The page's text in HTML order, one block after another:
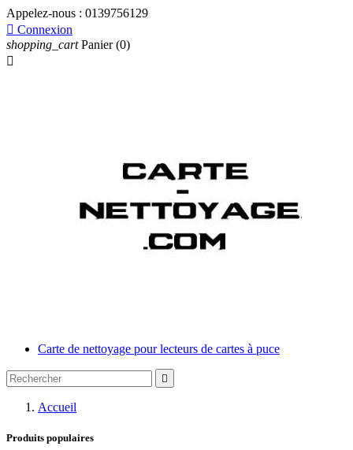
Appelez-nous : 0139756129
 Connexion
shopping_cart Panier (0)

Carte de nettoyage pour lecteurs de cartes à puce

Accueil
Produits populaires